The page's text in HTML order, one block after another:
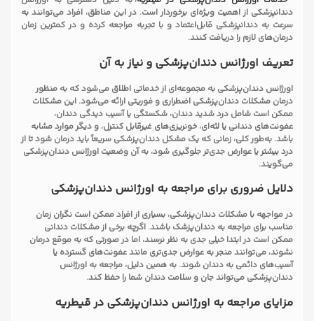
دندانپزشکی از اهمیت ویژه‌ای برخوردار است. در این مناطق، افراد می‌توانند به
سرعت به دندانپزشکی قابل‌اعتماد و با تجربه مراجعه کرده و در کمترین زمان
درمان‌های لازم را دریافت کنند.
تعریف اورژانس دندان‌پزشکی و نیاز به آن
اورژانس دندان‌پزشکی به مجموعه‌ای از خدماتی اطلاق می‌شود که به منظور
درمان مشکلات دندان‌پزشکی اضطراری و فوریتی ارائه می‌شود. این مشکلات
ممکن است شامل درد شدید دندان، شکستگی یا آسیب دیدگی دندان،
عفونت‌های دندانی یا لثه‌ای، خونریزی‌های غیرقابل کنترل، و دیگر موارد مشابه
باشد. به‌طور کلی، زمانی که یک مشکل دندان‌پزشکی سریعاً باید درمان شود تا از
درد بیشتر یا عوارض جدی‌تر جلوگیری شود، به آن وضعیت اورژانس دندان‌پزشکی
می‌گویند.
دلایل ضروری برای مراجعه به اورژانس دندان‌پزشکی
در مواجهه با مشکلات دندان‌پزشکی، بسیاری از افراد ممکن است نگران زمان
مناسب برای مراجعه به دندان‌پزشک باشند. اگرچه برخی از مشکلات دندانی
ممکن است در ابتدا خیلی جدی به نظر نرسند، اما در صورتی که به موقع درمان
نشوند، می‌توانند منجر به عوارض جدی‌تری مانند عفونت‌های گسترده یا
آسیب‌های دائمی به دندان شوند. به همین دلیل، مراجعه به اورژانس
دندان‌پزشکی می‌تواند جان و سلامت دندان شما را حفظ کند.
مزایای مراجعه به اورژانس دندان‌پزشکی در قیطریه